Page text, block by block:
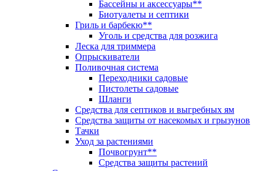
Бассейны и аксессуары**
Биотуалеты и септики
Гриль и барбекю**
Уголь и средства для розжига
Леска для триммера
Опрыскиватели
Поливочная система
Переходники садовые
Пистолеты садовые
Шланги
Средства для септиков и выгребных ям
Средства защиты от насекомых и грызунов
Тачки
Уход за растениями
Почвогрунт**
Средства защиты растений